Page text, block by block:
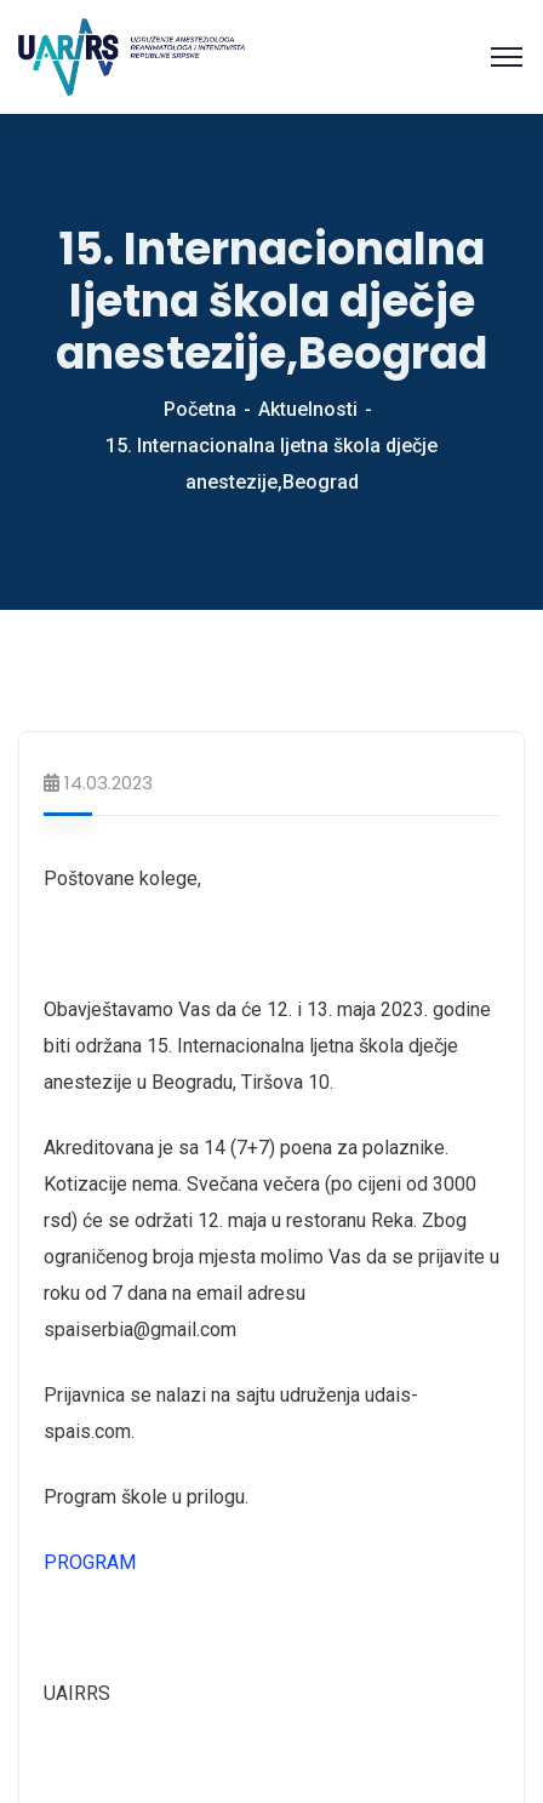
15. Internacionalna
ljetna škola dječje
anestezije,Beograd
Početna
Aktuelnosti
15. Internacionalna ljetna škola dječje
anestezije,Beograd
14.03.2023
Poštovane kolege,
Obavještavamo Vas da će 12. i 13. maja 2023. godine
biti održana 15. Internacionalna ljetna škola dječje
anestezije u Beogradu, Tiršova 10.
Akreditovana je sa 14 (7+7) poena za polaznike.
Kotizacije nema. Svečana večera (po cijeni od 3000
rsd) će se održati 12. maja u restoranu Reka. Zbog
ograničenog broja mjesta molimo Vas da se prijavite u
roku od 7 dana na email adresu
spaiserbia@gmail.com
Prijavnica se nalazi na sajtu udruženja udais-
spais.com.
Program škole u prilogu.
PROGRAM
UAIRRS